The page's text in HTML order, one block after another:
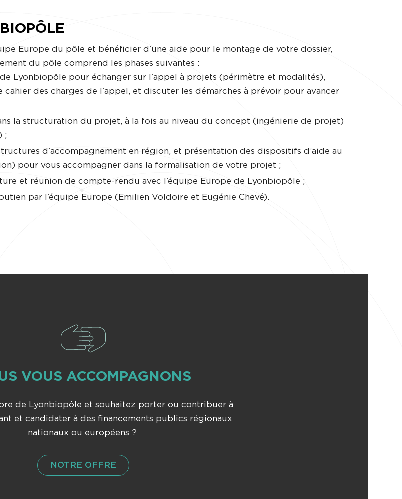
Europe du pôle et bénéficier d’une aide pour le montage de votre dossier,
du pôle comprend les phases suivantes :
de Lyonbiopôle pour échanger sur l’appel à projets (périmètre et modalités),
des charges de l’appel, et discuter les démarches à prévoir pour avancer
la structuration du projet, à la fois au niveau du concept (ingénierie de projet)
;
d’accompagnement en région, et présentation des dispositifs d’aide au
pour vous accompagner dans la formalisation de votre projet ;
et réunion de compte-rendu avec l’équipe Europe de Lyonbiopôle ;
par l’équipe Europe (Emilien Voldoire et Eugénie Chevé).
VOUS ACCOMPAGNONS
de Lyonbiopôle et souhaitez porter ou contribuer à
et candidater à des financements publics régionaux
nationaux ou européens ?
NOTRE OFFRE